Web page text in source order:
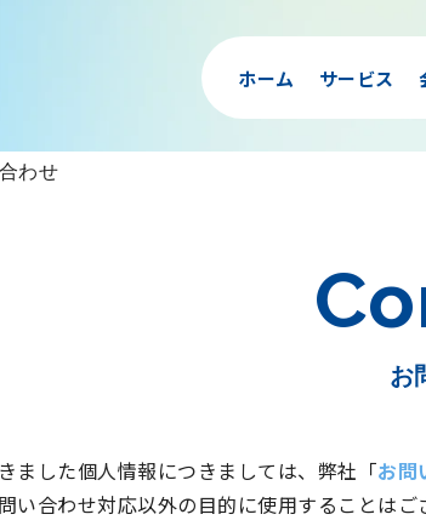
ホーム サービス
わせ
お
ました個人情報につきましては、弊社「お問
い合わせ対応以外の目的に使用することはご